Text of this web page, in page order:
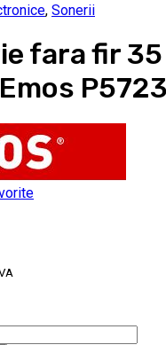
, Sonerii
fara fir
P5723